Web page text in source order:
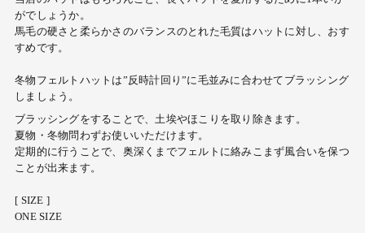
がでしょうか。
馬毛の硬さと柔らかさのバランスのとれた毛質はハットに対し、おす
すめです。
冬物フェルトハットは”反時計回り”に毛並みに合わせてブラッシング
しましょう。
ブラッシングをすることで、土埃やほこりを取り除きます。
夏物・冬物問わずお使いいただけます。
定期的に行うことで、奥深くまでフェルトに絡みこまず風合いを保つ
ことが出来ます。
[ SIZE ]
ONE SIZE